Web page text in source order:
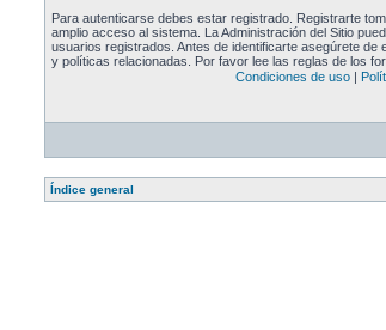
Para autenticarse debes estar registrado. Registrarte
amplio acceso al sistema. La Administración del Sitio
usuarios registrados. Antes de identificarte asegúrete
y políticas relacionadas. Por favor lee las reglas de los
Condiciones de uso |
Índice general